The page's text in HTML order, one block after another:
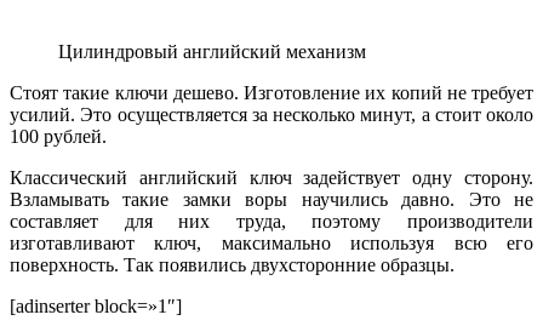
Цилиндровый английский механизм
Стоят такие ключи дешево. Изготовление их копий не требует
усилий. Это осуществляется за несколько минут, а стоит около
100 рублей.
Классический английский ключ задействует одну сторону.
Взламывать такие замки воры научились давно. Это не
составляет для них труда, поэтому производители
изготавливают ключ, максимально используя всю его
поверхность. Так появились двухсторонние образцы.
[adinserter block=»1″]